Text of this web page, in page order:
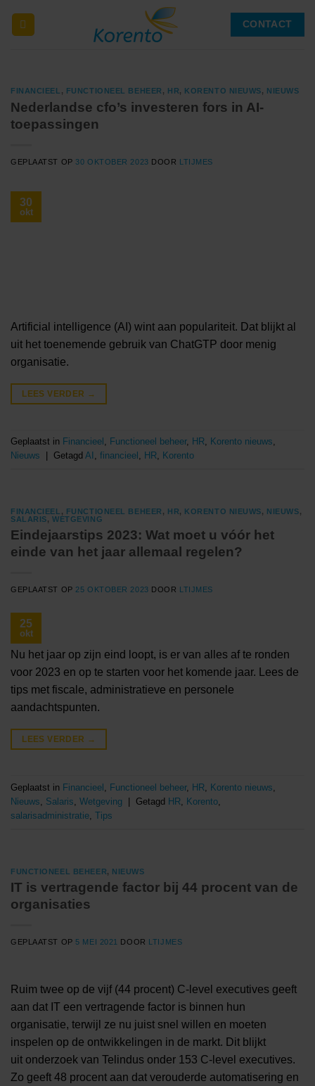
naar
CONTACT
FINANCIEEL , FUNCTIONEEL BEHEER , HR, KORENTO NIEUWS, NIEUWS
Nederlandse cfo’s investeren fors in AI-
toepassingen
GEPLAATST OP30 OKTOBER 2023 DOOR LTIJMES
30
okt
Artificial intelligence (AI) wint aan populariteit. Dat blijkt al
uit het toenemende gebruik van ChatGTP door menig
organisatie.
LEES VERDER →
Geplaatst in Financieel , Functioneel beheer, HR, Korento nieuws,
Nieuws
Getagd AI , financieel , HR, Korento
FINANCIEEL , FUNCTIONEEL BEHEER , HR, KORENTO NIEUWS, NIEUWS,
SALARIS,WETGEVING
Eindejaarstips 2023: Wat moet u vóór het
einde van het jaar allemaal regelen?
GEPLAATST OP25 OKTOBER 2023 DOOR LTIJMES
25
okt
Nu het jaar op zijn eind loopt, is er van alles af te ronden
voor 2023 en op te starten voor het komende jaar. Lees de
tips met fiscale, administratieve en personele
aandachtspunten.
LEES VERDER →
Geplaatst in Financieel Functioneel beheer, HR Korento nieuws
Nieuws
Salaris Wetgeving Getagd HR Korento
salarisadministratie Tips
FUNCTIONEEL BEHEER, NIEUWS
IT is vertragende factor bij 44 procent van de
organisaties
GEPLAATST OP 5 MEI 2021 DOOR LTIJMES
Ruim twee op de vijf (44 procent) C-level executives geeft
aan dat IT een vertragende factor is binnen hun
organisatie, terwijl ze nu juist snel willen en moeten
inspelen op de ontwikkelingen in de markt. Dit blijkt
uit onderzoek van Telindus onder 153 C-level executives.
Zo geeft 48 procent aan dat verouderde automatisering en